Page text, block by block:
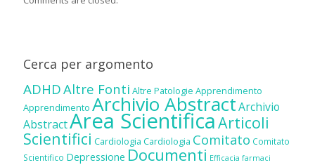
Cerca per argomento
ADHDAltre Fonti Altre Patologie Apprendimento
Apprendimento Archivio AbstractArchivio
AbstractArea ScientificaArticoli
Scientifici Cardiologia Cardiologia Comitato Comitato
Scientifico Depressione Documenti Efficacia farmaci